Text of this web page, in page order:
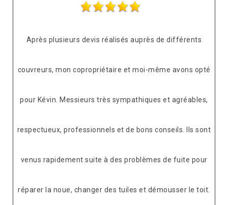
Après plusieurs devis réalisés auprès de différents
couvreurs, mon copropriétaire et moi-même avons opté
pour Kévin. Messieurs très sympathiques et agréables,
respectueux, professionnels et de bons conseils. Ils sont
venus rapidement suite à des problèmes de fuite pour
réparer la noue, changer des tuiles et démousser le toit.